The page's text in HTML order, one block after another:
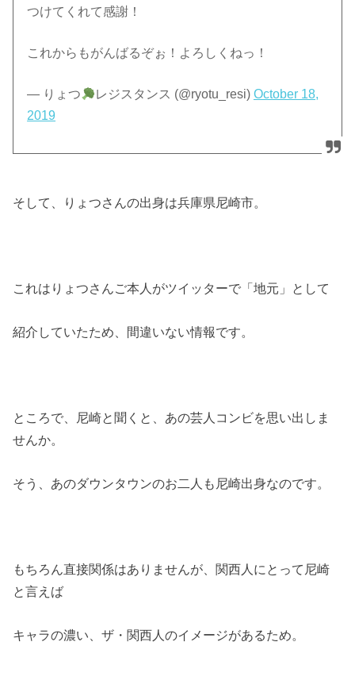
つけてくれて感謝！
これからもがんばるぞぉ！よろしくねっ！
— りょつ レジスタンス (@ryotu_resi) October 18,
2019
そして、りょつさんの出身は兵庫県尼崎市。
これはりょつさんご本人がツイッターで「地元」として
紹介していたため、間違いない情報です。
ところで、尼崎と聞くと、あの芸人コンビを思い出しま
せんか。
そう、あのダウンタウンのお二人も尼崎出身なのです。
もちろん直接関係はありませんが、関西人にとって尼崎
と言えば
キャラの濃い、ザ・関西人のイメージがあるため。